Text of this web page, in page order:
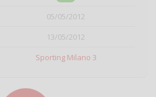
05/05/2012
13/05/2012
Sporting Milano 3